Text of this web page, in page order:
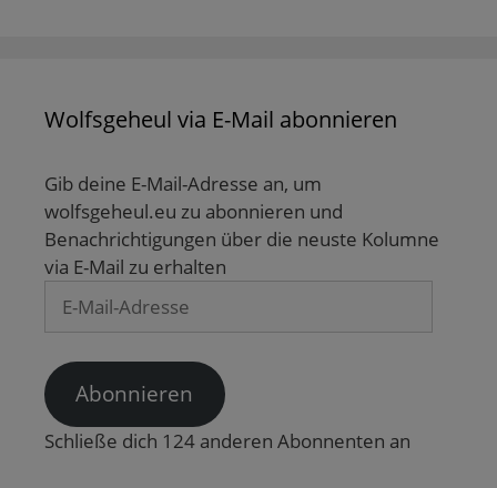
Wolfsgeheul via E-Mail abonnieren
Gib deine E-Mail-Adresse an, um
wolfsgeheul.eu zu abonnieren und
Benachrichtigungen über die neuste Kolumne
via E-Mail zu erhalten
Mail-
Abonnieren
Schließe dich 124 anderen Abonnenten an